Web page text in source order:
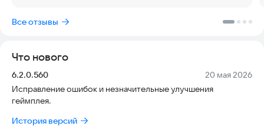
- Играй с Томом: гладь его, тыкай в него пальцем, напугай
- Одевай Тома: наряди героя – тебе доступны новые
аксессуары, одежда и наряды! Может, тебе больше по душе
- Записывай Тома: снимай проделки Тома на видео,
отправляй их своим друзьям
Все отзывы
Что нового
Версия:
6.2.0.560 Дата:
20 мая 2026
Исправление ошибок и незначительные улучшения
геймплея.
История версий